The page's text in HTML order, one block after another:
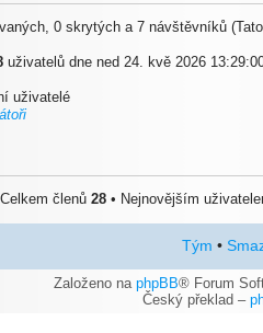
0 skrytých a 7 návštěvníků
uživatelů dne ned 24. kvě 2026
uživatelé
členů 28 • Nejnovějším
Tým •
Založeno na phpBB® Forum
Český překlad –